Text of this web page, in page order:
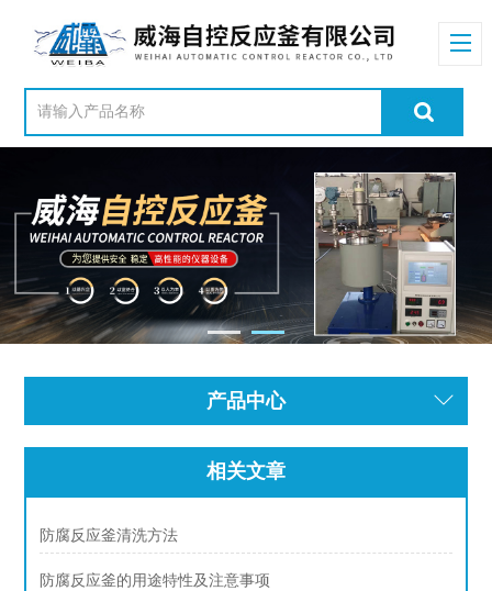
产品中心
相关文章
防腐反应釜清洗方法
防腐反应釜的用途特性及注意事项